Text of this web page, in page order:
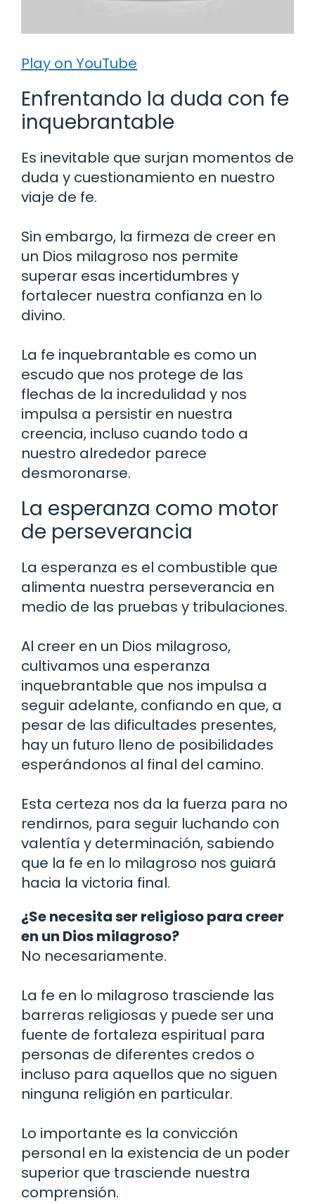
Play on YouTube
Enfrentando la duda con fe
inquebrantable
Es inevitable que surjan momentos de
duda y cuestionamiento en nuestro
viaje de fe.
Sin embargo, la firmeza de creer en
un Dios milagroso nos permite
superar esas incertidumbres y
fortalecer nuestra confianza en lo
divino.
La fe inquebrantable es como un
escudo que nos protege de las
flechas de la incredulidad y nos
impulsa a persistir en nuestra
creencia, incluso cuando todo a
nuestro alrededor parece
desmoronarse.
La esperanza como motor
de perseverancia
La esperanza es el combustible que
alimenta nuestra perseverancia en
medio de las pruebas y tribulaciones.
Al creer en un Dios milagroso,
cultivamos una esperanza
inquebrantable que nos impulsa a
seguir adelante, confiando en que, a
pesar de las dificultades presentes,
hay un futuro lleno de posibilidades
esperándonos al final del camino.
Esta certeza nos da la fuerza para no
rendirnos, para seguir luchando con
valentía y determinación, sabiendo
que la fe en lo milagroso nos guiará
hacia la victoria final.
¿Se necesita ser religioso para creer
en un Dios milagroso?
No necesariamente.
La fe en lo milagroso trasciende las
barreras religiosas y puede ser una
fuente de fortaleza espiritual para
personas de diferentes credos o
incluso para aquellos que no siguen
ninguna religión en particular.
Lo importante es la convicción
personal en la existencia de un poder
superior que trasciende nuestra
comprensión.